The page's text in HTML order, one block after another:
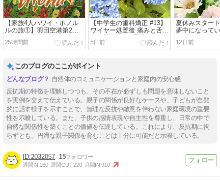
【家族4人ハワイ・ホノル
ルの旅①】羽田空港第2タ
ーミナル国際線＆ANAホノ
ルル便の機内食と機内での
25時間前
【中学生の歯科矯正 #13】
ワイヤー処置後 痛みと舌の
傷に苦しんだ1週間
5日前
夏休みスター
夢中になって
12日前
このブログのここがポイント
自然体のコミュニケーションと家庭内の安心感
反抗期の特徴を理解しつつも、その不在が必ずしも問題を意味しないこと
を実例を交えて伝えている。親子の関係が良好なケースや、子どもが自発
的に話す様子を示すことで、無理な反抗や敵意を伴わない家庭環境の重要
性を示唆している。また、子供の感情表現や自主性を尊重し、日常の中で
自然な関係性を築くことの価値を伝達している。これにより、反抗期に拘
らずとも、円滑な親子関係を育むことは十分に可能だと示唆している。
2032057 15
週間IN:260 週間OUT:220 月間IN:910